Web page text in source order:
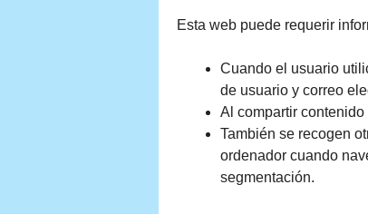
Esta web puede requerir
Cuando el usuario
de usuario y correo
Al compartir
También se recogen
ordenador cuando
segmentación.